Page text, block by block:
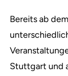
Bereits ab
Stuttgart und